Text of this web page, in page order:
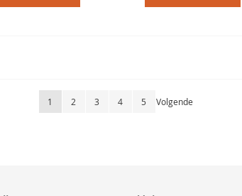
Pagina
U lees momenteel pagina
1 Pagina
2 Pagina
3 Pagina
4 Pagina
5 Pagina
Volgende